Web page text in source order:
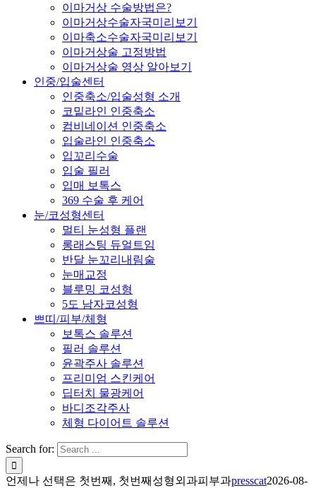
이마거상 수술방법은?
이마거상수술자국미리보기
이마축소수술자국미리보기
이마거상술 고정방법
이마거상술 영상 알아보기
인중/입술센터
인중축소/입술성형 소개
코밑라인 인중축소
컴비네이션 인중축소
입술라인 인중축소
입꼬리수술
입술 필러
입매 보톡스
369 수술 후 케어
눈/코성형센터
멀티 눈성형 플랜
롱래스팅 듀얼트임
반달 눈꼬리내림술
눈매교정
블루밍 코성형
5도 남자코성형
쁘띠/피부/체형
보톡스 솔루션
필러 솔루션
윤곽주사 솔루션
프리미엄 스킨케어
딥터치 물광케어
바디조각주사
체형 다이어트 솔루션
Search for:
언제나 선택은 첫번째, 첫번째성형외과피부과presscat2026-08-